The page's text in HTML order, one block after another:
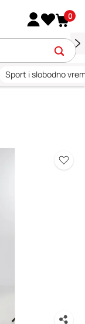
0
Sport i slobodno